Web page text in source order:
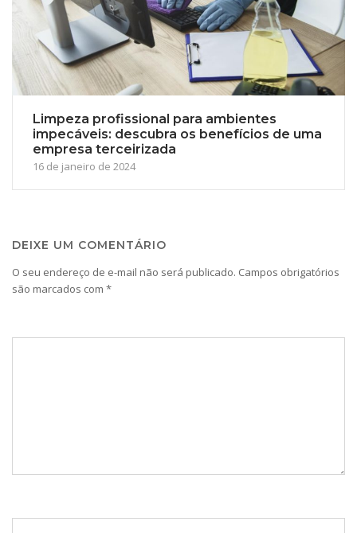
Limpeza profissional para ambientes
impecáveis: descubra os benefícios de uma
empresa terceirizada
16 de janeiro de 2024
DEIXE UM COMENTÁRIO
O seu endereço de e-mail não será publicado. Campos obrigatórios
são marcados com *